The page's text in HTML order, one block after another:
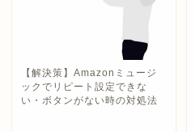
【解決策】Amazonミュージ
ックでリピート設定できな
い・ボタンがない時の対処法